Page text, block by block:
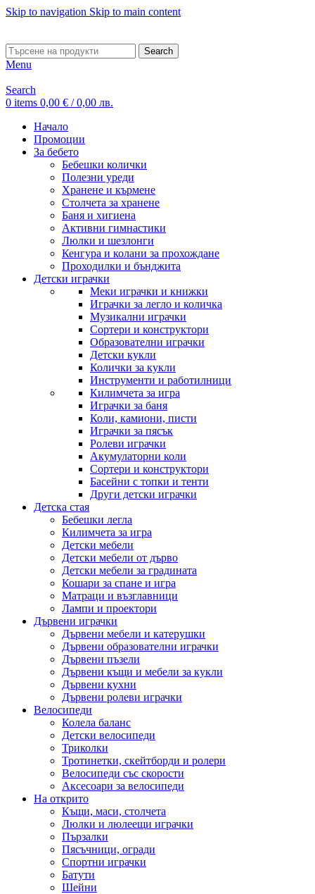
Skip to navigation Skip to main content
Search
Menu
Search
0 items 0,00 € / 0,00 лв.
Начало
Промоции
За бебето
Бебешки колички
Полезни уреди
Хранене и кърмене
Столчета за хранене
Баня и хигиена
Активни гимнастики
Люлки и шезлонги
Кенгура и колани за прохождане
Проходилки и бънджита
Детски играчки
Меки играчки и книжки
Играчки за легло и количка
Музикални играчки
Сортери и конструктори
Образователни играчки
Детски кукли
Колички за кукли
Инструменти и работилници
Килимчета за игра
Играчки за баня
Коли, камиони, писти
Играчки за пясък
Ролеви играчки
Акумулаторни коли
Сортери и конструктори
Басейни с топки и тенти
Други детски играчки
Детска стая
Бебешки легла
Килимчета за игра
Детски мебели
Детски мебели от дърво
Детски мебели за градината
Кошари за спане и игра
Матраци и възглавници
Лампи и проектори
Дървени играчки
Дървени мебели и катерушки
Дървени образователни играчки
Дървени пъзели
Дървени къщи и мебели за кукли
Дървени кухни
Дървени ролеви играчки
Велосипеди
Колела баланс
Детски велосипеди
Триколки
Тротинетки, скейтборди и ролери
Велосипеди със скорости
Аксесоари за велосипеди
На открито
Къщи, маси, столчета
Люлки и люлеещи играчки
Пързалки
Пясъчници, огради
Спортни играчки
Батути
Шейни